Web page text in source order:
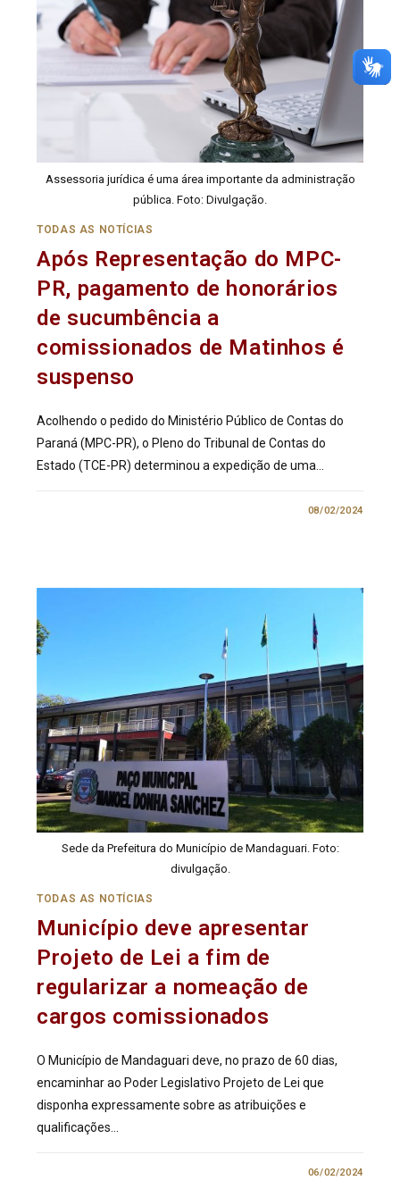
Assessoria jurídica é uma área importante da administração
pública. Foto: Divulgação.
TODAS AS NOTÍCIAS
Após Representação do MPC-
PR, pagamento de honorários
de sucumbência a
comissionados de Matinhos é
suspenso
Acolhendo o pedido do Ministério Público de Contas do
Paraná (MPC-PR), o Pleno do Tribunal de Contas do
Estado (TCE-PR) determinou a expedição de uma…
08/02/2024
Sede da Prefeitura do Município de Mandaguari. Foto:
divulgação.
TODAS AS NOTÍCIAS
Município deve apresentar
Projeto de Lei a fim de
regularizar a nomeação de
cargos comissionados
O Município de Mandaguari deve, no prazo de 60 dias,
encaminhar ao Poder Legislativo Projeto de Lei que
disponha expressamente sobre as atribuições e
qualificações…
06/02/2024